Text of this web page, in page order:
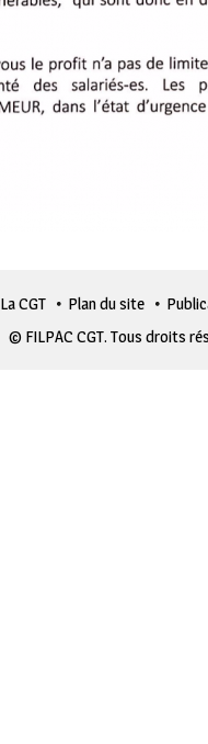
La CGT Plan du site
© FILPAC CGT. Tous droits